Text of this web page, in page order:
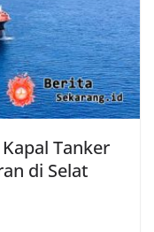
Tanker
di Selat